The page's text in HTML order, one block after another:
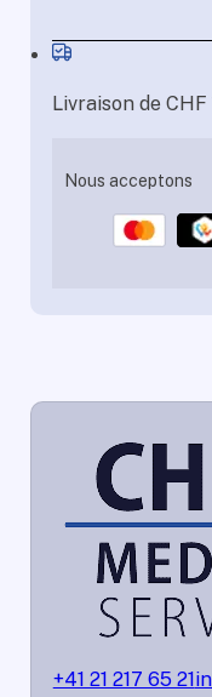
Livraison de CHF
Nous acceptons
+41 21 217 65 21